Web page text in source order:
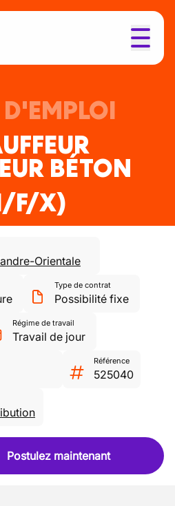
D'EMPLOI
BÉTON
F/X)
Orientale
Type de contrat
Possibilité fixe
Régime de travail
Travail de jour
Référence
525040
Postulez maintenant